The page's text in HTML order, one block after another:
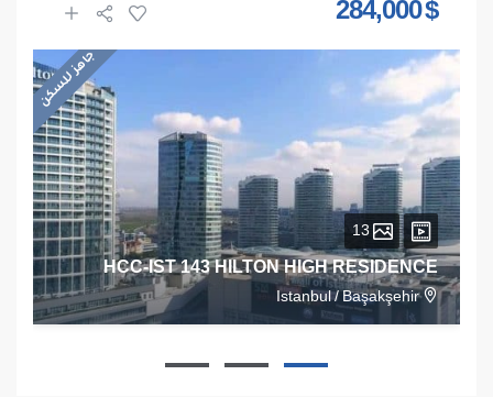
$ 284,000
جاهز للسكن
HCC-IST 143 HILTON HIGH RESIDENCE
Istanbul / Başakşehir